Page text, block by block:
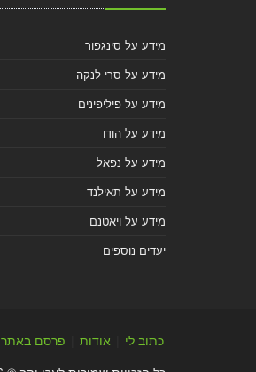
מידע על סינגפור
מידע על סרי לנקה
מידע על פיליפינים
מידע על הודו
מידע על נפאל
מידע על תאילנד
מידע על ויאטנם
יעדים נוספים
כתוב לי אודות פרסם באתר